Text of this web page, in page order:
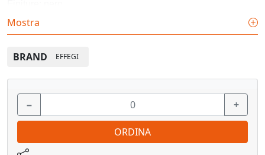
Confezione: 100 pz.
Vedi pagina catalogo
Mostra
BRAND EFFEGI
− +
ORDINA